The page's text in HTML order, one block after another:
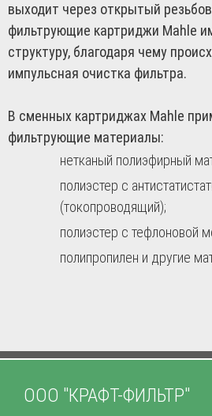
выходит через открытый
фильтрующие картриджи Mahle
структуру, благодаря чему
импульсная очистка фильтра.
В сменных картриджах Mahle
фильтрующие материалы:
нетканый полиэфирный
полиэстер с
(токопроводящий);
полиэстер с тефлоновой
полипропилен и другие
ООО "КРАФТ-ФИЛЬТР"